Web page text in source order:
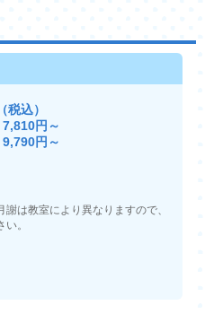
税込）
円～
円～
は教室により異なりますので、
。